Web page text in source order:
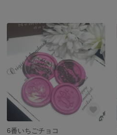
6番いちごチョコ